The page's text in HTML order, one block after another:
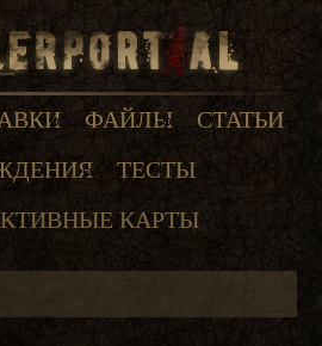
ФАЙЛЫ
СТАТЬИ
ТЕСТЫ
КАРТЫ